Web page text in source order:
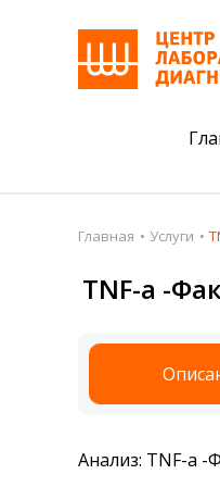
Пациентам
Акции
Подготовка к
Получить
Главная Услуги
TNF-a -
Анализ: TNF-a -